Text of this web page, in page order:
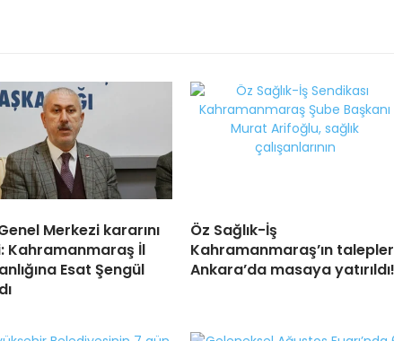
Merkezi kararını
Kahramanmaraş İl
Esat Şengül
Öz Sağlık-İş
Kahramanmaraş’ın
Ankara’da masaya yatırıldı!